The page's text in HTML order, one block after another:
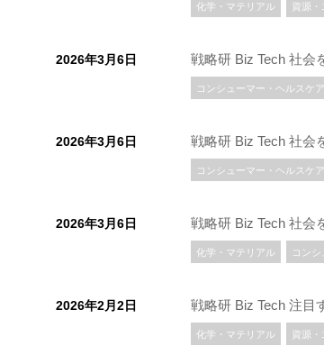
化学・マテリアル 資源・
2026年3月6日 戦略研 Biz Tech 社会
コンシューマー・ヘルスケア
2026年3月6日 戦略研 Biz Tech 社会
コンシューマー・ヘルスケア
2026年3月6日 戦略研 Biz Tech 社会
化学・マテリアル コン
2026年2月2日 戦略研 Biz Tech 注目
化学・マテリアル 資源・